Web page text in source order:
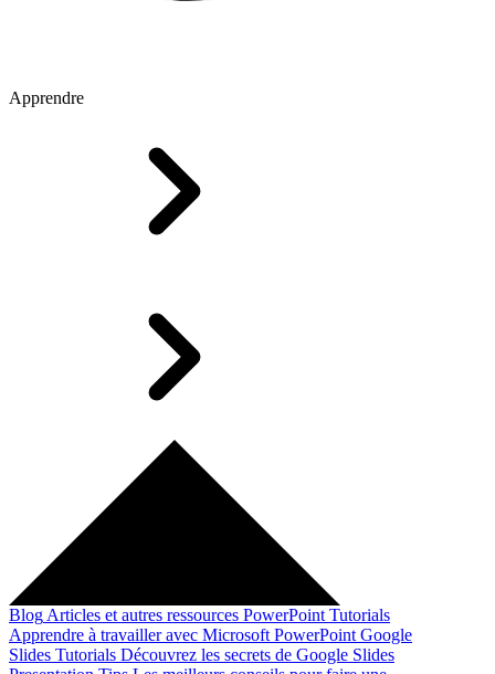
Apprendre
Blog Articles et autres ressources PowerPoint Tutorials
Apprendre à travailler avec Microsoft PowerPoint Google
Slides Tutorials Découvrez les secrets de Google Slides